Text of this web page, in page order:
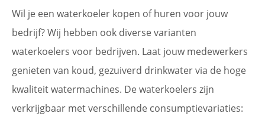
Wil je een waterkoeler kopen of huren voor jouw
bedrijf? Wij hebben ook diverse varianten
waterkoelers voor bedrijven. Laat jouw medewerkers
genieten van koud, gezuiverd drinkwater via de hoge
kwaliteit watermachines. De waterkoelers zijn
verkrijgbaar met verschillende consumptievariaties: